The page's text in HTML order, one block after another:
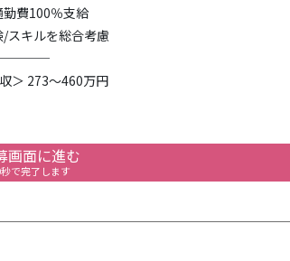
費100％支給
スキルを総合考慮
＞ 273～460万円
画面に進む
で完了します